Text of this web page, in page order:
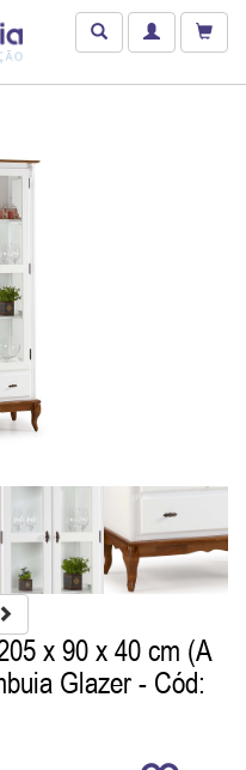
x 90 x 40 cm (A
Glazer - Cód: